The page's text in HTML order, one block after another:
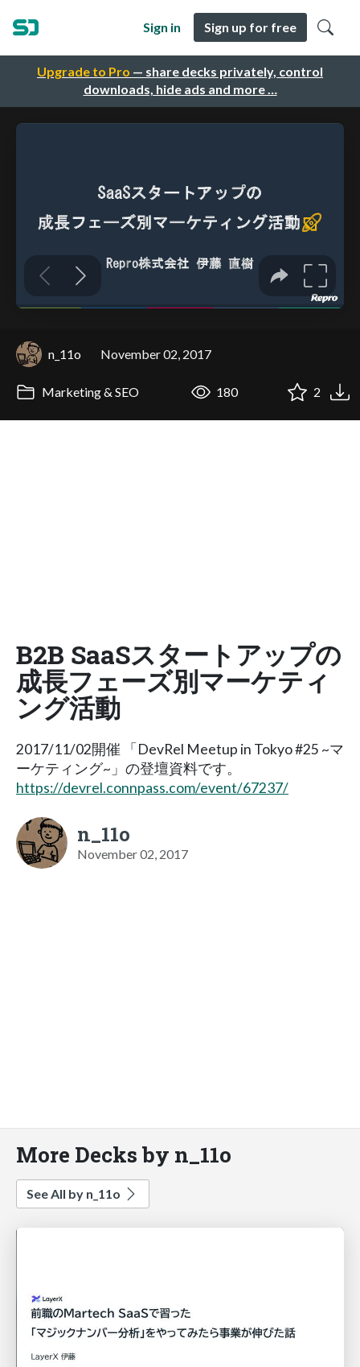
Upgrade to Pro — share decks privately, control
downloads, hide ads and more …
Sign in Sign up for free
n_11o November 02, 2017
Marketing & SEO 180 2
B2B SaaSスタートアップの
成長フェーズ別マーケティ
ング活動
2017/11/02開催 「DevRel Meetup in Tokyo #25 ~マ
ーケティング~」の登壇資料です。
https://devrel.connpass.com/event/67237/
n_11o
November 02, 2017
More Decks by n_11o
See All by n_11o